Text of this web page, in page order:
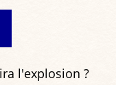
l'explosion ?